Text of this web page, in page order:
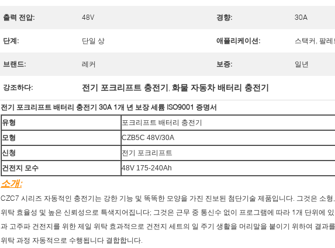
출력 전압: 48V 경향: 30A
단계: 단일 상 애플리케이션: 스택커, 팔레
브랜드: 레커 보증: 일년
강조하다: 전기 포크리프트 충전기, 화물 자동차 배터리 충전기
전기 포크리프트 배터리 충전기 30A 1개 년 보장 세륨 ISO9001 증명서
유형
포크리프트 배터리 충전기
모형
CZB5C 48V/30A
신청
전기 포크리프트
건전지 모수
48V 175-240Ah
소개:
CZC7 시리즈 자동적인 충전기는 강한 기능 및 똑똑한 모양을 가진 진보된 첨단기술 제품입니다. 그것은 소
위탁 효율성 및 높은 신뢰성으로 특색지어집니다; 그것은 근무 중 통신수 없이 프로그램에 따라 1개 단위에
과 고주파 건전지를 위한 제일 위탁 효과적으로 건전지 세트의 일 주기 생활을 머리말을 붙이기 위하여 결과
위탁 과정 자동적으로 수행됩니다 결합합니다.